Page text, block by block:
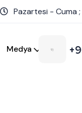
Pazartesi - Cuma
Medya